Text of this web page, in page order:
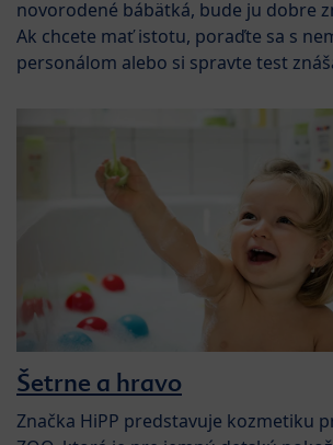
novorodené bábätká, bude ju dobre
Ak chcete mať istotu, poraďte sa s
personálom alebo si spravte test
Šetrne a hravo
Značka HiPP predstavuje kozmetiku